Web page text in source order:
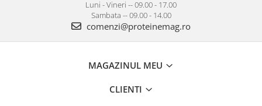
Luni - Vineri -- 09.00 - 17.00
Sambata -- 09.00 - 14.00
comenzi@proteinemag.ro
MAGAZINUL MEU
CLIENTI